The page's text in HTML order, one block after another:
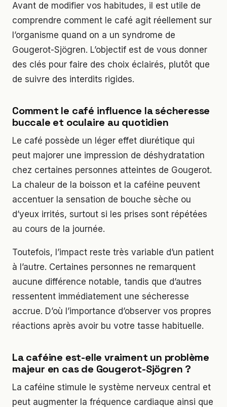
Avant de modifier vos habitudes, il est utile de
comprendre comment le café agit réellement sur
l’organisme quand on a un syndrome de
Gougerot-Sjögren. L’objectif est de vous donner
des clés pour faire des choix éclairés, plutôt que
de suivre des interdits rigides.
Comment le café influence la sécheresse
buccale et oculaire au quotidien
Le café possède un léger effet diurétique qui
peut majorer une impression de déshydratation
chez certaines personnes atteintes de Gougerot.
La chaleur de la boisson et la caféine peuvent
accentuer la sensation de bouche sèche ou
d’yeux irrités, surtout si les prises sont répétées
au cours de la journée.
Toutefois, l’impact reste très variable d’un patient
à l’autre. Certaines personnes ne remarquent
aucune différence notable, tandis que d’autres
ressentent immédiatement une sécheresse
accrue. D’où l’importance d’observer vos propres
réactions après avoir bu votre tasse habituelle.
La caféine est-elle vraiment un problème
majeur en cas de Gougerot-Sjögren ?
La caféine stimule le système nerveux central et
peut augmenter la fréquence cardiaque ainsi que